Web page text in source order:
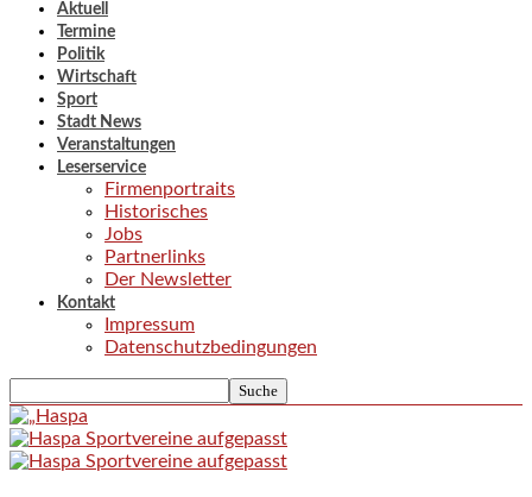
Aktuell
Termine
Politik
Wirtschaft
Sport
Stadt News
Veranstaltungen
Leserservice
Firmenportraits
Historisches
Jobs
Partnerlinks
Der Newsletter
Kontakt
Impressum
Datenschutzbedingungen